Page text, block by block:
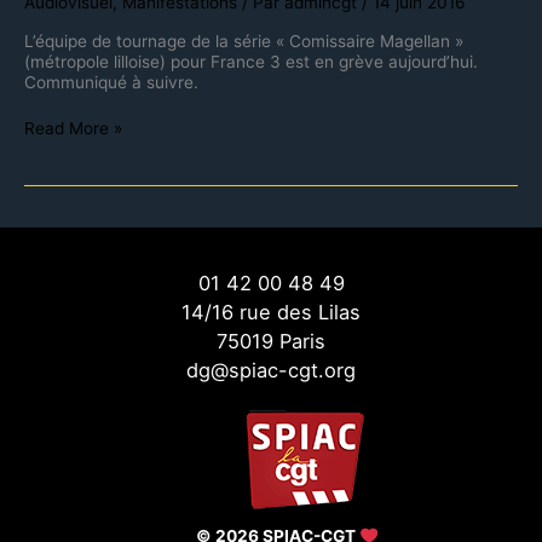
L’équipe de tournage de la série « Comissaire Magellan »
(métropole lilloise) pour France 3 est en grève aujourd’hui.
Communiqué à suivre.
Read More »
01 42 00 48 49
14/16 rue des Lilas
75019 Paris
dg@spiac-cgt.org
© 2026 SPIAC-CGT